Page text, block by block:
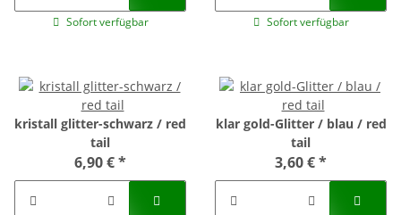
Sofort verfügbar Sofort verfügbar
kristall glitter-schwarz / red
tail
6,90 €*
klar gold-Glitter / blau / red
tail
3,60 €*